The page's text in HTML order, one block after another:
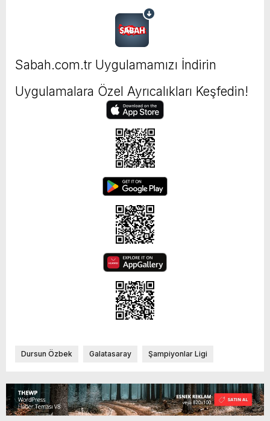
Sabah.com.tr Uygulamamızı İndirin
Uygulamalara Özel Ayrıcalıkları Keşfedin!
Dursun Özbek Galatasaray Şampiyonlar Ligi